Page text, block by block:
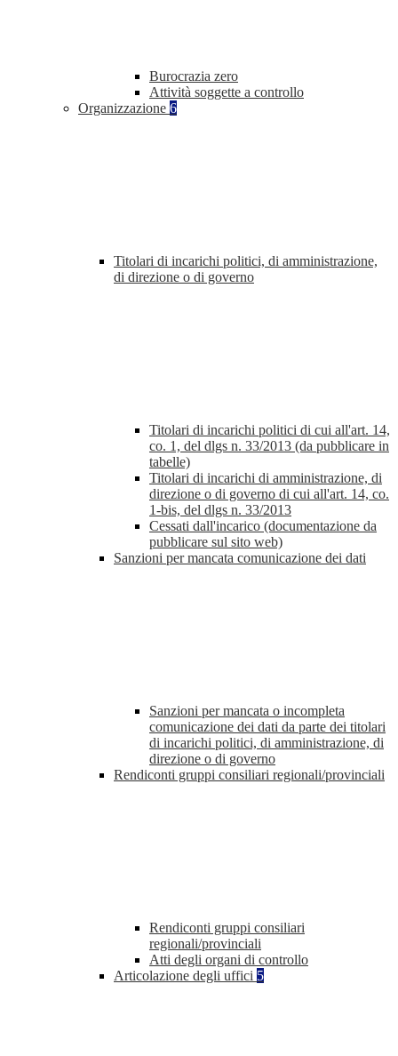
Burocrazia zero
Attività soggette a controllo
Organizzazione 6
Titolari di incarichi politici, di amministrazione,
di direzione o di governo
Titolari di incarichi politici di cui all'art. 14,
co. 1, del dlgs n. 33/2013 (da pubblicare in
tabelle)
Titolari di incarichi di amministrazione, di
direzione o di governo di cui all'art. 14, co.
1-bis, del dlgs n. 33/2013
Cessati dall'incarico (documentazione da
pubblicare sul sito web)
Sanzioni per mancata comunicazione dei dati
Sanzioni per mancata o incompleta
comunicazione dei dati da parte dei titolari
di incarichi politici, di amministrazione, di
direzione o di governo
Rendiconti gruppi consiliari regionali/provinciali
Rendiconti gruppi consiliari
regionali/provinciali
Atti degli organi di controllo
Articolazione degli uffici 5